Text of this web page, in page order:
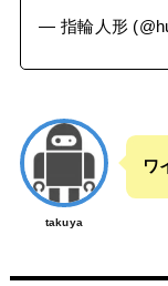
— 指輪人形
takuya
ワ